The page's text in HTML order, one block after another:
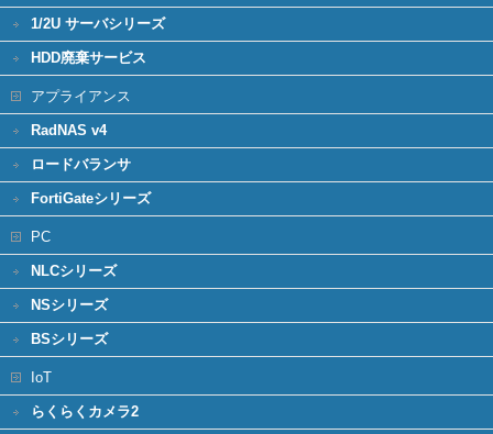
1/2U サーバシリーズ
HDD廃棄サービス
アプライアンス
RadNAS v4
ロードバランサ
FortiGateシリーズ
PC
NLCシリーズ
NSシリーズ
BSシリーズ
IoT
らくらくカメラ2